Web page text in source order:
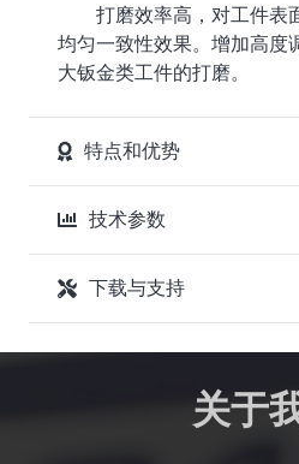
打磨效率高，对工件表
均匀一致性效果。增加高度
大钣金类工件的打磨。
特点和优势
技术参数
下载与支持
关于